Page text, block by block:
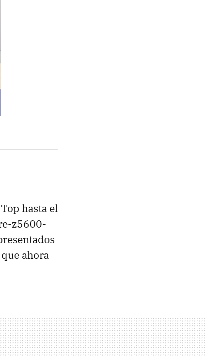
hasta el
z5600-
ahora